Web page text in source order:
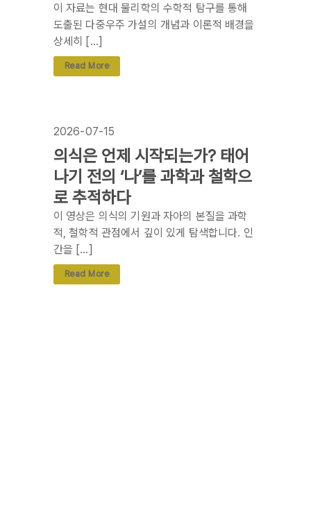
이 자료는 현대 물리학의 수학적 탐구를 통해
도출된 다중우주 가설의 개념과 이론적 배경을
상세히 […]
Read More
2026-07-15
의식은 언제 시작되는가? 태어
나기 전의 ‘나’를 과학과 철학으
로 추적하다
이 영상은 의식의 기원과 자아의 본질을 과학
적, 철학적 관점에서 깊이 있게 탐색합니다. 인
간을 […]
Read More